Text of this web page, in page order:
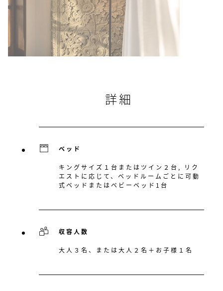
詳細
ベッド
キングサイズ１台またはツイン２台, リク
エストに応じて、ベッドルームごとに可動
式ベッドまたはベビーベッド1台
収容人数
大人３名、または大人２名＋お子様１名